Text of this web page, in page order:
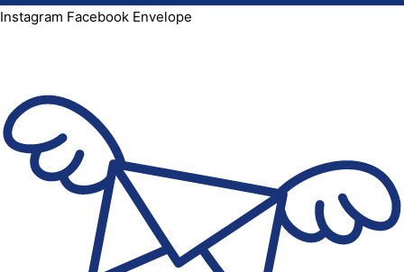
Instagram Facebook Envelope